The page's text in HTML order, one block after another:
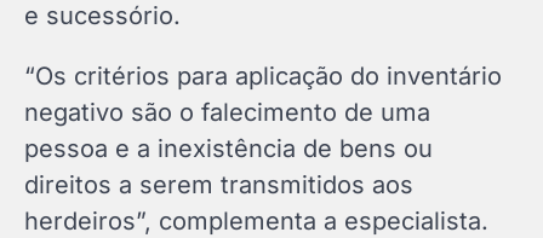
e sucessório.
“Os critérios para aplicação do inventário
negativo são o falecimento de uma
pessoa e a inexistência de bens ou
direitos a serem transmitidos aos
herdeiros”, complementa a especialista.